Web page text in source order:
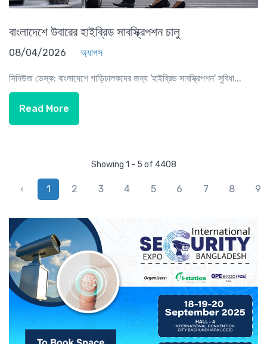
বাংলাদেশে উবারের হাইব্রিড সাবস্ক্রিপশন চালু
08/04/2026 অ্যাপস
সিনিউজ ডেস্ক: বাংলাদেশে গাড়িচালকদের জন্য 'হাইব্রিড সাবস্ক্রিপশন' সুবিধা...
Read More
Showing 1 - 5 of 4408
‹ 1 2 3 4 5 6 7 8 9